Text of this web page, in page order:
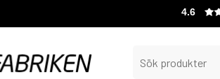
4.6